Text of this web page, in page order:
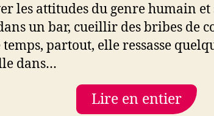
les attitudes du genre humain et
un bar, cueillir des bribes de
partout, elle ressasse
dans…
Lire en entier